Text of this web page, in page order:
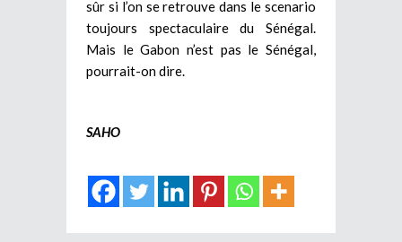
sûr si l’on se retrouve dans le scenario
toujours spectaculaire du Sénégal.
Mais le Gabon n’est pas le Sénégal,
pourrait-on dire.
SAHO